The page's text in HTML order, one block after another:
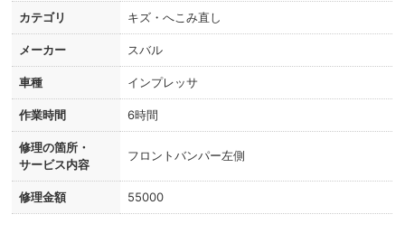
カテゴリ キズ・へこみ直し
メーカー スバル
車種 インプレッサ
作業時間 6時間
修理の箇所・
サービス内容
フロントバンパー左側
修理金額 55000